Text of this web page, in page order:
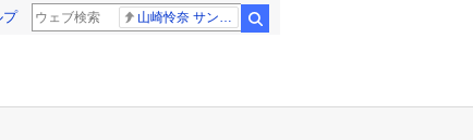
プ 山崎怜奈 サンジャポ